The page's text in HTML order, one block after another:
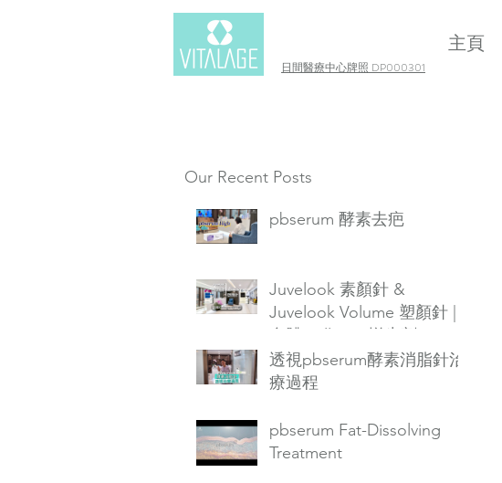
主頁
日間醫療中心牌照 DP000301
Our Recent Posts
pbserum 酵素去疤
Juvelook 素顏針 &
Juvelook Volume 塑顏針 |
自體Collagen增生劑
透視pbserum酵素消脂針治
療過程
pbserum Fat-Dissolving
Treatment